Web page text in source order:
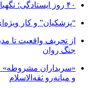
۴۰ روز ایستادگی؛ نگهبانان روشنایی خط مقدم را رها نکردند
“پزشکیان” و کار
از تحریف واقعیت تا
جنگ روان
«سربداران مشروطه»
و میانه‌رو ثقه‌الاسلام